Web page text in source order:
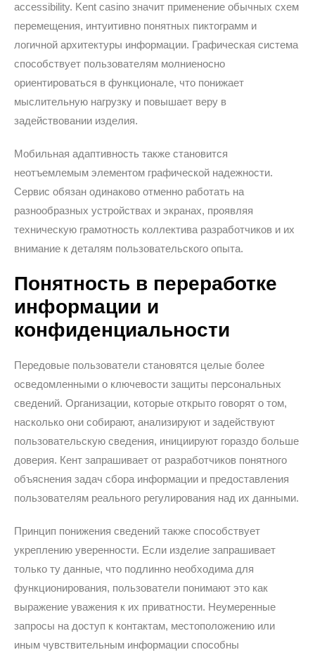
accessibility. Kent casino значит применение обычных схем
перемещения, интуитивно понятных пиктограмм и
логичной архитектуры информации. Графическая система
способствует пользователям молниеносно
ориентироваться в функционале, что понижает
мыслительную нагрузку и повышает веру в
задействовании изделия.
Мобильная адаптивность также становится
неотъемлемым элементом графической надежности.
Сервис обязан одинаково отменно работать на
разнообразных устройствах и экранах, проявляя
техническую грамотность коллектива разработчиков и их
внимание к деталям пользовательского опыта.
Понятность в переработке
информации и
конфиденциальности
Передовые пользователи становятся целые более
осведомленными о ключевости защиты персональных
сведений. Организации, которые открыто говорят о том,
насколько они собирают, анализируют и задействуют
пользовательскую сведения, инициируют гораздо больше
доверия. Кент запрашивает от разработчиков понятного
объяснения задач сбора информации и предоставления
пользователям реального регулирования над их данными.
Принцип понижения сведений также способствует
укреплению уверенности. Если изделие запрашивает
только ту данные, что подлинно необходима для
функционирования, пользователи понимают это как
выражение уважения к их приватности. Неумеренные
запросы на доступ к контактам, местоположению или
иным чувствительным информации способны